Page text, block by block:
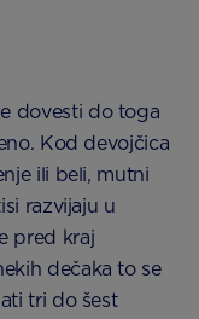
dovesti do toga
Kod devojčica
ili beli, mutni
razvijaju u
pred kraj
dečaka to se
tri do šest